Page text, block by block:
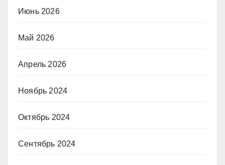
Июнь 2026
Май 2026
Апрель 2026
Ноябрь 2024
Октябрь 2024
Сентябрь 2024